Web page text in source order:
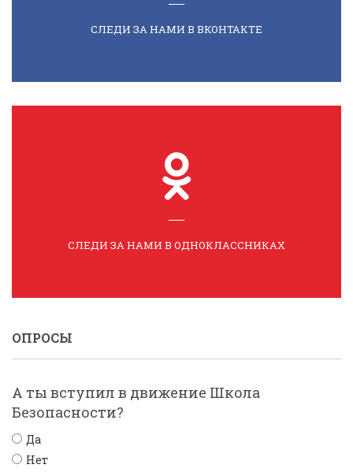
СЛЕДИ ЗА НАМИ В ВКОНТАКТЕ
СЛЕДИ ЗА НАМИ В ОДНОКЛАССНИКАХ
ОПРОСЫ
А ты вступил в движение Школа
Безопасности?
Да
Нет